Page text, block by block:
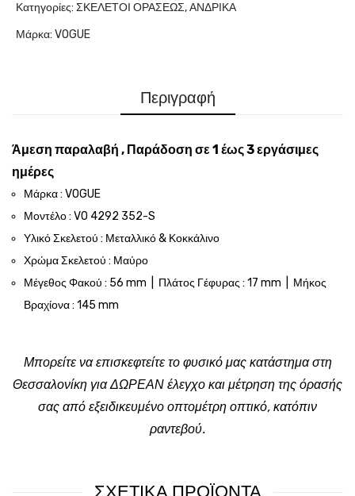
Κατηγορίες: ΣΚΕΛΕΤΟΙ ΟΡΑΣΕΩΣ,ΑΝΔΡΙΚΑ
Μάρκα: VOGUE
Περιγραφή
Άμεση παραλαβή , Παράδοση σε 1 έως 3 εργάσιμες
ημέρες
Μάρκα : VOGUE
Μοντέλο : VO 4292 352-S
Υλικό Σκελετού : Μεταλλικό & Κοκκάλινο
Χρώμα Σκελετού : Μαύρο
Μέγεθος Φακού : 56 mm | Πλάτος Γέφυρας : 17 mm | Μήκος
Βραχίονα : 145 mm
Μπορείτε να επισκεφτείτε το φυσικό μας κατάστημα στη
Θεσσαλονίκη για ΔΩΡΕΑΝ έλεγχο και μέτρηση της όρασής
σας από εξειδικευμένο οπτομέτρη οπτικό, κατόπιν
ραντεβού.
ΣΧΕΤΙΚΑ ΠΡΟΪΟΝΤΑ